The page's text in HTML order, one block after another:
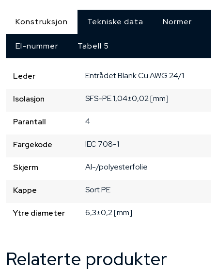
Konstruksjon Tekniske data Normer
El-nummer Tabell 5
Leder EntrådetBlank CuAWG 24/1
Isolasjon SFS-PE1,04±0,02 [mm]
Parantall 4
Fargekode IEC 708-1
Skjerm Al-/polyesterfolie
Kappe SortPE
Ytre diameter 6,3±0,2 [mm]
Relaterte produkter